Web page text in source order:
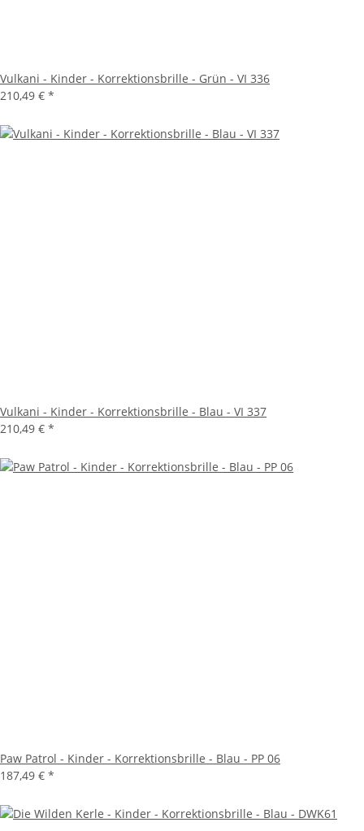
Vulkani - Kinder - Korrektionsbrille - Grün - VI 336
210,49 € *
Vulkani - Kinder - Korrektionsbrille - Blau - VI 337
210,49 € *
Paw Patrol - Kinder - Korrektionsbrille - Blau - PP 06
187,49 € *